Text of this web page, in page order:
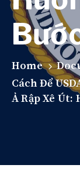
Home
Cách Để
Ả Rập Xê Út: